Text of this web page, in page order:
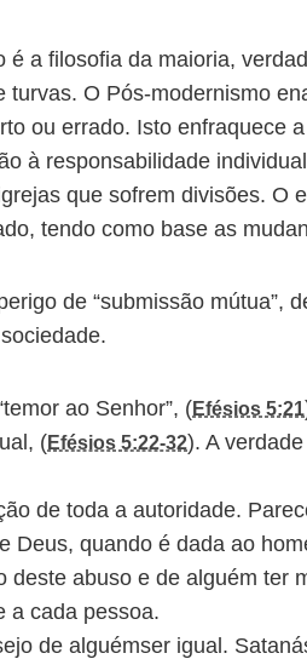
a filosofia da maioria,
turvas. O Pós-modernismo
ou errado. Isto enfraquece
à responsabilidade
que sofrem divisões. O
tendo como base as
de “submissão mútua”,
ao Senhor”, (Efésios 5:21
(Efésios 5:22-32). A
de toda a autoridade.
Deus, quando é dada ao
deste abuso e de alguém ter
a cada pessoa.
de alguémser igual.